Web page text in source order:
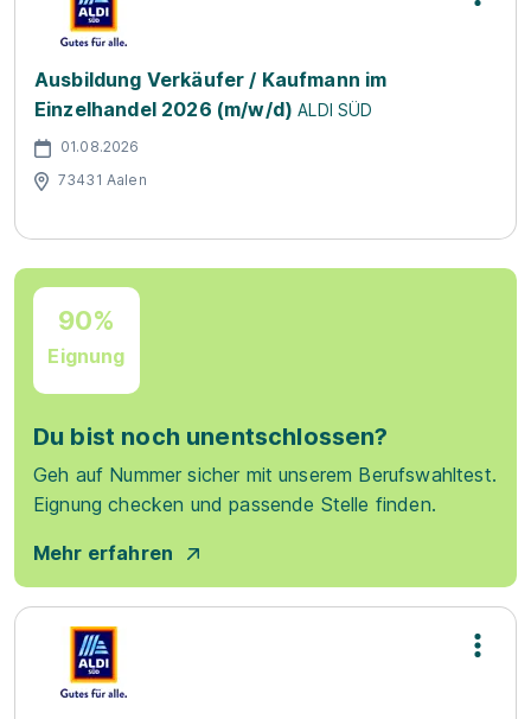
Ausbildung Verkäufer / Kaufmann im
Einzelhandel 2026 (m/w/d) ALDI SÜD
01.08.2026
73431 Aalen
90%
Eignung
Du bist noch unentschlossen?
Geh auf Nummer sicher mit unserem Berufswahltest.
Eignung checken und passende Stelle finden.
Mehr erfahren